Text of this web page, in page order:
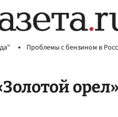
Проблемы с бензином в